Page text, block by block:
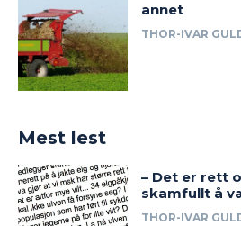
annet
THOR-IVAR
Mest lest
– Det er rett
skamfullt å
THOR-IVAR